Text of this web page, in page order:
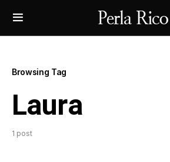
Browsing Tag
Laura
1 post